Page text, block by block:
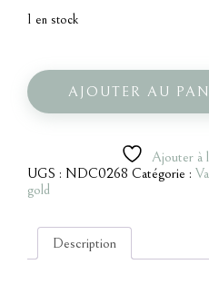
1 en stock
de
Vase
bombé
AJOUTER AU
Ajouter à
UGS : NDC0268 Catégorie :
gold
Description